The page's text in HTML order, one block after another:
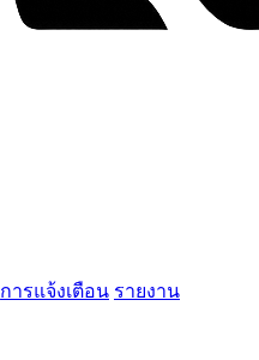
การแจ้งเตือน รายงาน